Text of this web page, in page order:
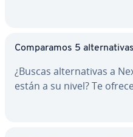
Co­m­pa­ra­mos 5
¿Buscas al­te­r­na­ti­vas a
están a su nivel? Te